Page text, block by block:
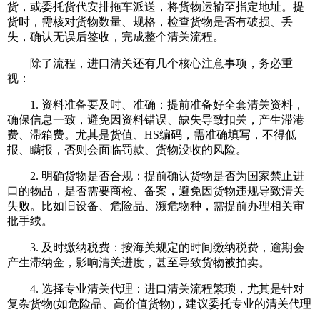
货，或委托货代安排拖车派送，将货物运输至指定地址。提
货时，需核对货物数量、规格，检查货物是否有破损、丢
失，确认无误后签收，完成整个清关流程。
除了流程，进口清关还有几个核心注意事项，务必重
视：
1. 资料准备要及时、准确：提前准备好全套清关资料，
确保信息一致，避免因资料错误、缺失导致扣关，产生滞港
费、滞箱费。尤其是货值、HS编码，需准确填写，不得低
报、瞒报，否则会面临罚款、货物没收的风险。
2. 明确货物是否合规：提前确认货物是否为国家禁止进
口的物品，是否需要商检、备案，避免因货物违规导致清关
失败。比如旧设备、危险品、濒危物种，需提前办理相关审
批手续。
3. 及时缴纳税费：按海关规定的时间缴纳税费，逾期会
产生滞纳金，影响清关进度，甚至导致货物被拍卖。
4. 选择专业清关代理：进口清关流程繁琐，尤其是针对
复杂货物(如危险品、高价值货物)，建议委托专业的清关代理